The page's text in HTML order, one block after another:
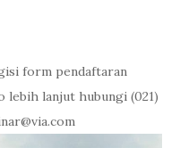
form pendaftaran
lebih lanjut hubungi (021)